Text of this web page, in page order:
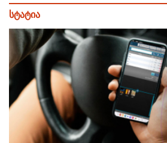
სტატია